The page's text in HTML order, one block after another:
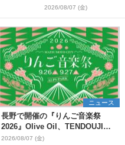
2026/08/07 (金)
ニュース
長野で開催の『りんご音楽祭
2026』Olive Oil、TENDOUJIら
第11弾出演アーティスト（16組）
2026/08/07 (金)